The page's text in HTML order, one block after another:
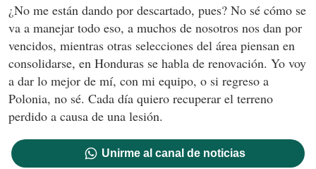
¿No me están dando por descartado, pues? No sé cómo se
va a manejar todo eso, a muchos de nosotros nos dan por
vencidos, mientras otras selecciones del área piensan en
consolidarse, en Honduras se habla de renovación. Yo voy
a dar lo mejor de mí, con mi equipo, o si regreso a
Polonia, no sé. Cada día quiero recuperar el terreno
perdido a causa de una lesión.
Unirme al canal de noticias